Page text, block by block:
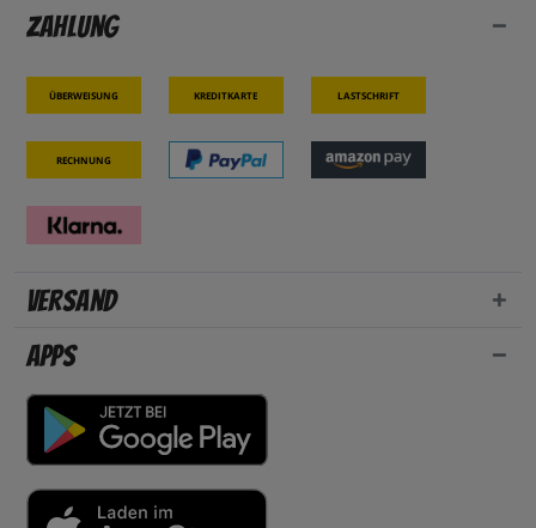
Zahlung
Überweisung Kreditkarte Lastschrift
Rechnung
Versand
Apps